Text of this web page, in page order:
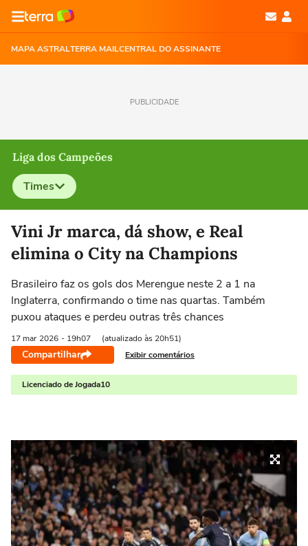
MAPA ASTRALTERRA MAILCENTRAL DO ASSINANTE
PUBLICIDADE
Liga dos Campeões
Times
Selecione o time para ver as notícias
Vini Jr marca, dá show, e Real
elimina o City na Champions
Brasileiro faz os gols dos Merengue neste 2 a 1 na
Inglaterra, confirmando o time nas quartas. Também
puxou ataques e perdeu outras três chances
17 mar 2026 - 19h07 (atualizado às 20h51)
Compartilhar Exibir comentários
Licenciado de Jogada10